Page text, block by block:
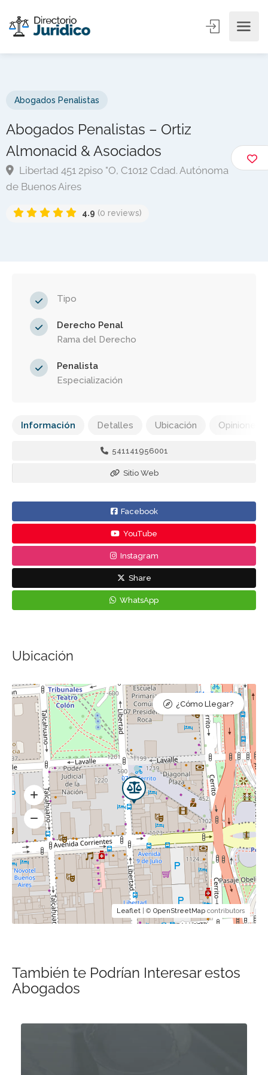
Abogados Penalistas
Abogados Penalistas – Ortiz
Almonacid & Asociados
Libertad 451 2piso "O, C1012 Cdad. Autónoma
de Buenos Aires
4.9 (0 reviews)
Tipo
Derecho Penal
Rama del Derecho
Penalista
Especialización
Información Detalles Ubicación Opiniones
541141956001
Sitio Web
Facebook
YouTube
Instagram
Share
WhatsApp
Ubicación
Leaflet | © OpenStreetMap contributors
¿Cómo Llegar?
También te Podrían Interesar estos
Abogados